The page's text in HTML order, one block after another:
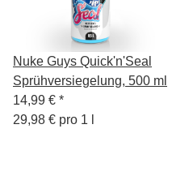
Nuke Guys Quick'n'Seal
Sprühversiegelung, 500 ml
14,99 € *
29,98 € pro 1 l